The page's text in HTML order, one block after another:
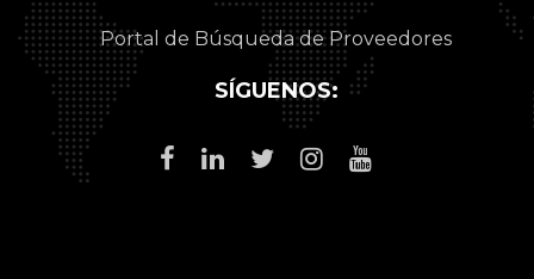
Portal de Búsqueda de Proveedores
SÍGUENOS: